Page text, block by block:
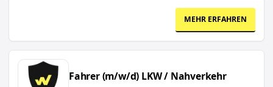
MEHR ERFAHREN
Fahrer (m/w/d) LKW / Nahverkehr
Fahrer (m/w/d) LKW / Nahverkehr